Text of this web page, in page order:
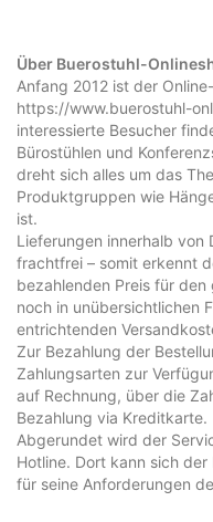
Über Buerostuhl-
Anfang 2012 ist der
https://www.buerostuhl-
interessierte Besucher
Bürostühlen und
dreht sich alles um das
Produktgruppen wie
ist.
Lieferungen innerhalb
frachtfrei – somit erkennt
bezahlenden Preis für
noch in unübersichtlichen
entrichtenden
Zur Bezahlung der
Zahlungsarten zur
auf Rechnung, über die
Bezahlung via Kreditkarte.
Abgerundet wird der
Hotline. Dort kann sich
für seine Anforderungen